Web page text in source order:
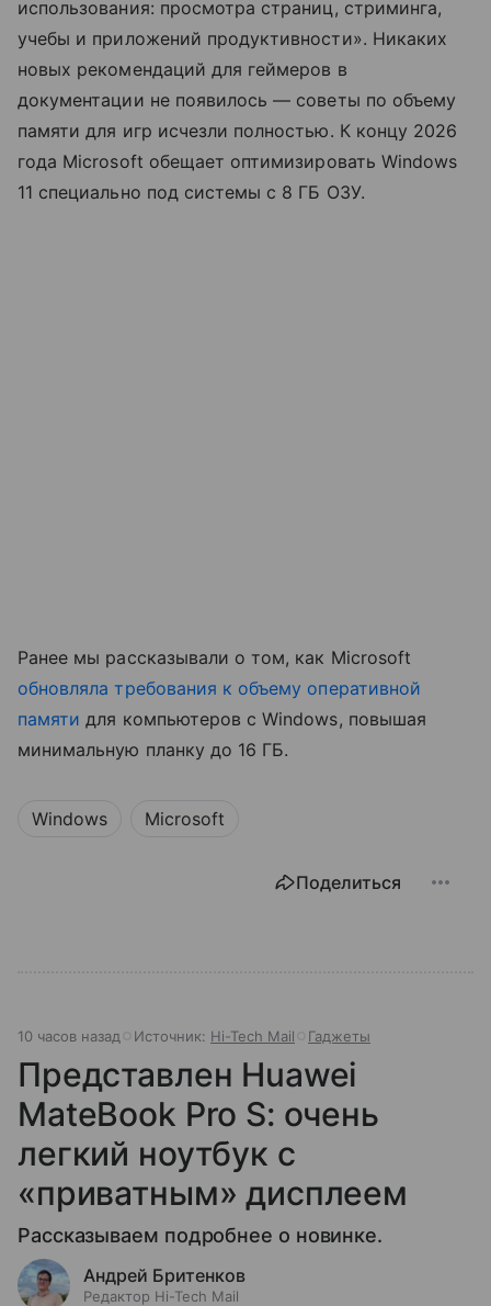
использования: просмотра страниц, стриминга,
учебы и приложений продуктивности». Никаких
новых рекомендаций для геймеров в
документации не появилось — советы по объему
памяти для игр исчезли полностью. К концу 2026
года Microsoft обещает оптимизировать Windows
11 специально под системы с 8 ГБ ОЗУ.
Ранее мы рассказывали о том, как Microsoft
обновляла требования к объему оперативной
памяти для компьютеров с Windows, повышая
минимальную планку до 16 ГБ.
Windows Microsoft
Поделиться
10 часов назад Источник: Hi-Tech Mail Гаджеты
Представлен Huawei
MateBook Pro S: очень
легкий ноутбук с
«приватным» дисплеем
Рассказываем подробнее о новинке.
Андрей Бритенков
Редактор Hi-Tech Mail